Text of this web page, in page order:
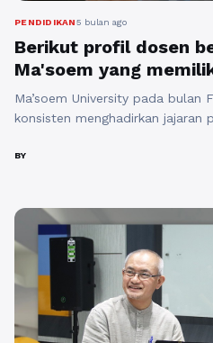
PENDIDIKAN5 bulan ago
Berikut profil dosen
Ma'soem yang
akademik unggul
profesional
Ma’soem University pada bulan
konsisten menghadirkan jajaran
Jawa Barat bagi seluruh
pengetahuan praktis, serta
modern melalui riset berbasis
Selengkapnya
BY